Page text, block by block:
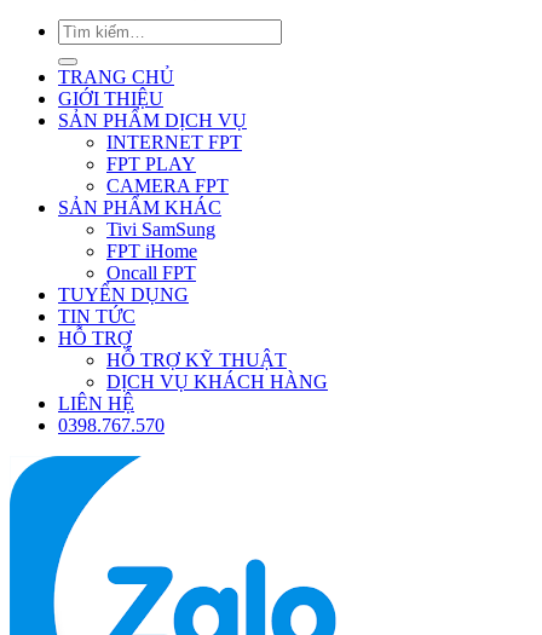
TRANG CHỦ
GIỚI THIỆU
SẢN PHẨM DỊCH VỤ
INTERNET FPT
FPT PLAY
CAMERA FPT
SẢN PHẨM KHÁC
Tivi SamSung
FPT iHome
Oncall FPT
TUYỂN DỤNG
TIN TỨC
HỖ TRỢ
HỖ TRỢ KỸ THUẬT
DỊCH VỤ KHÁCH HÀNG
LIÊN HỆ
0398.767.570